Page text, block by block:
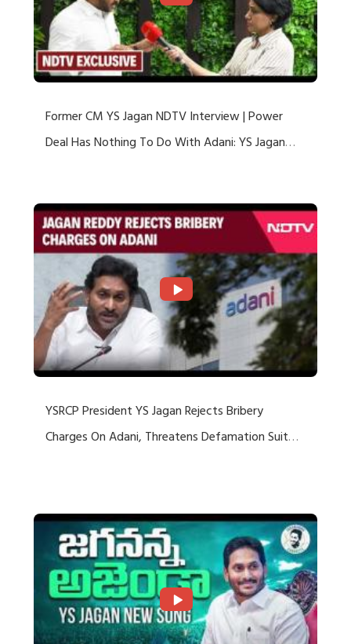
Former CM YS Jagan NDTV Interview | Power
Deal Has Nothing To Do With Adani: YS Jagan
YSRCP President YS Jagan Rejects Bribery
Charges On Adani, Threatens Defamation Suit